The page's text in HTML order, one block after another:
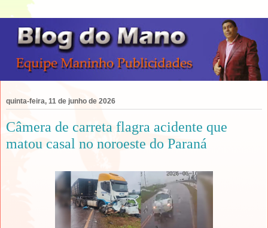
quinta-feira, 11 de junho de 2026
Câmera de carreta flagra acidente que
matou casal no noroeste do Paraná